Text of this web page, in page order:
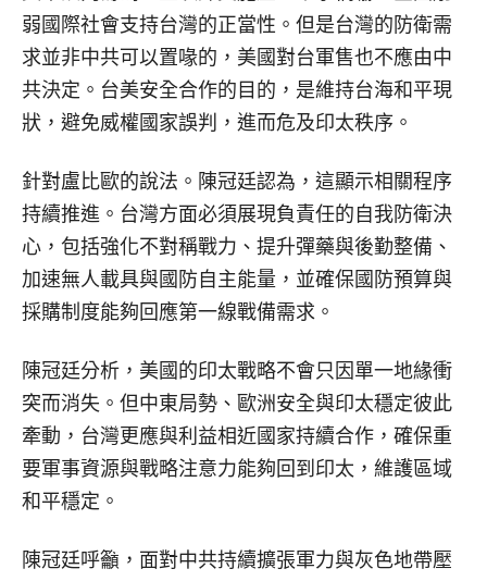
弱國際社會支持台灣的正當性。但是台灣的防衛需
求並非中共可以置喙的，美國對台軍售也不應由中
共決定。台美安全合作的目的，是維持台海和平現
狀，避免威權國家誤判，進而危及印太秩序。
針對盧比歐的說法。陳冠廷認為，這顯示相關程序
持續推進。台灣方面必須展現負責任的自我防衛決
心，包括強化不對稱戰力、提升彈藥與後勤整備、
加速無人載具與國防自主能量，並確保國防預算與
採購制度能夠回應第一線戰備需求。
陳冠廷分析，美國的印太戰略不會只因單一地緣衝
突而消失。但中東局勢、歐洲安全與印太穩定彼此
牽動，台灣更應與利益相近國家持續合作，確保重
要軍事資源與戰略注意力能夠回到印太，維護區域
和平穩定。
陳冠廷呼籲，面對中共持續擴張軍力與灰色地帶壓